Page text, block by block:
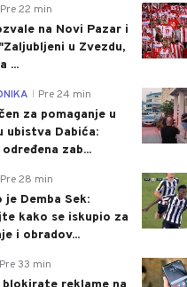
Pre 22 min
na Novi Pazar i
u Zvezdu,
...
Pre 24 min
za pomaganje u
ubistva Dabića:
zab...
Pre 28 min
je Demba Sek:
kako se iskupio za
i obradov...
Pre 33 min